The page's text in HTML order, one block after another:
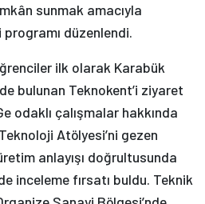
sunmak amacıyla
düzenlendi.
ilk olarak Karabük
bulunan Teknokent’i ziyaret
odaklı çalışmalar hakkında
Atölyesi’ni gezen
anlayışı doğrultusunda
inceleme fırsatı buldu. Teknik